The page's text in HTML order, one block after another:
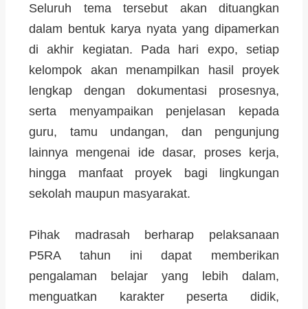
Seluruh tema tersebut akan dituangkan
dalam bentuk karya nyata yang dipamerkan
di akhir kegiatan. Pada hari expo, setiap
kelompok akan menampilkan hasil proyek
lengkap dengan dokumentasi prosesnya,
serta menyampaikan penjelasan kepada
guru, tamu undangan, dan pengunjung
lainnya mengenai ide dasar, proses kerja,
hingga manfaat proyek bagi lingkungan
sekolah maupun masyarakat.
Pihak madrasah berharap pelaksanaan
P5RA tahun ini dapat memberikan
pengalaman belajar yang lebih dalam,
menguatkan karakter peserta didik,